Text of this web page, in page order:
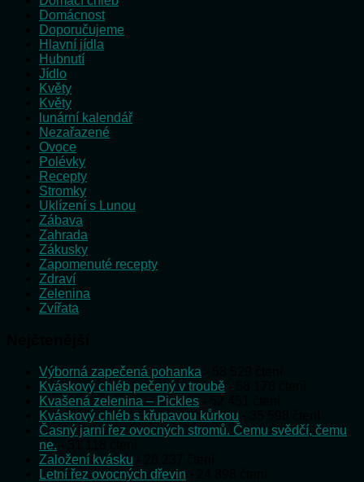
Domácnost
Doporučujeme
Hlavní jídla
Hubnutí
Jídlo
Květy
Květy
lunární kalendář
Nezařazené
Ovoce
Polévky
Recepty
Stromky
Uklízení s Lunou
Zábava
Zahrada
Zákusky
Zapomenuté recepty
Zdraví
Zelenina
Zvířata
Výborná zapečená pohanka
Kváskový chléb pečený v troubě
Kvašená zelenina – Pickles
Kváskový chléb s křupavou kůrkou
Časný jarní řez ovocných stromů. Čemu svědčí, čemu
ne.
Založení kvásku
Letní řez ovocných dřevin